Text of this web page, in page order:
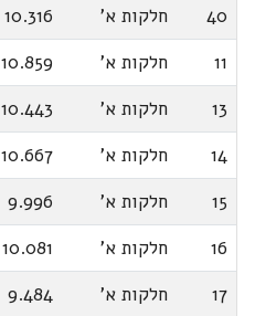
40
חלקות א' 10.316
11
חלקות א' 10.859
13
חלקות א' 10.443
14
חלקות א' 10.667
15
חלקות א' 9.996
16
חלקות א' 10.081
17
חלקות א' 9.484